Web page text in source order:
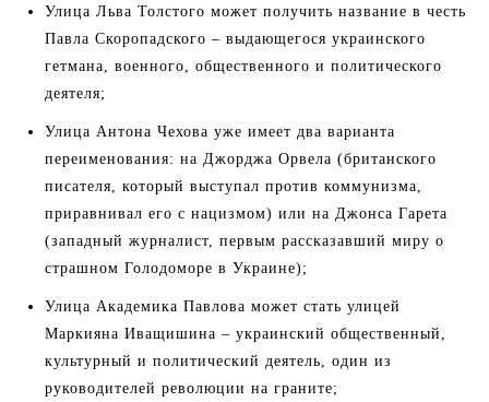
Улица Льва Толстого может получить название в честь
Павла Скоропадского – выдающегося украинского
гетмана, военного, общественного и политического
деятеля;
Улица Антона Чехова уже имеет два варианта
переименования: на Джорджа Орвела (британского
писателя, который выступал против коммунизма,
приравнивал его с нацизмом) или на Джонса Гарета
(западный журналист, первым рассказавший миру о
страшном Голодоморе в Украине);
Улица Академика Павлова может стать улицей
Маркияна Иващишина – украинский общественный,
культурный и политический деятель, один из
руководителей революции на граните;